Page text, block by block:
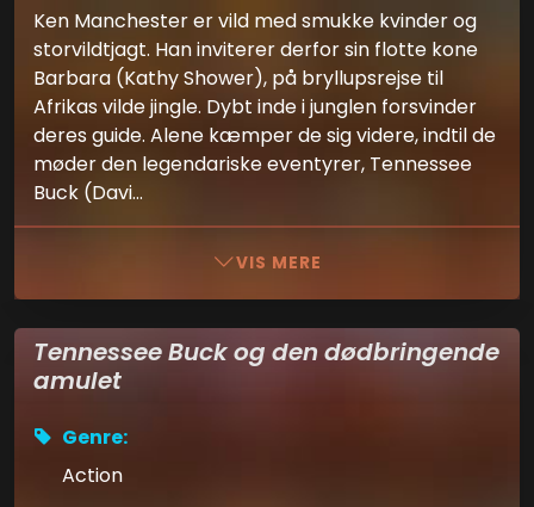
Ken Manchester er vild med smukke kvinder og
storvildtjagt. Han inviterer derfor sin flotte kone
Barbara (Kathy Shower), på bryllupsrejse til
Afrikas vilde jingle. Dybt inde i junglen forsvinder
deres guide. Alene kæmper de sig videre, indtil de
møder den legendariske eventyrer, Tennessee
Buck (Davi...
VIS MERE
Tennessee Buck og den dødbringende
amulet
Genre:
Action